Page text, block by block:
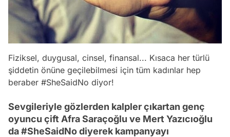
Fiziksel, duygusal, cinsel, finansal... Kısaca her türlü
şiddetin önüne geçilebilmesi için tüm kadınlar hep
beraber #SheSaidNo diyor!
Sevgileriyle gözlerden kalpler çıkartan genç
oyuncu çift Afra Saraçoğlu ve Mert Yazıcıoğlu
da #SheSaidNo diyerek kampanyayı